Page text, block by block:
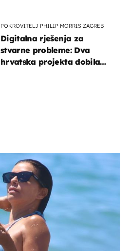
POKROVITELJ PHILIP MORRIS ZAGREB
Digitalna rješenja za
stvarne probleme: Dva
hrvatska projekta dobila